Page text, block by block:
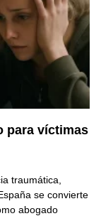
para víctimas
traumática,
se convierte
abogado